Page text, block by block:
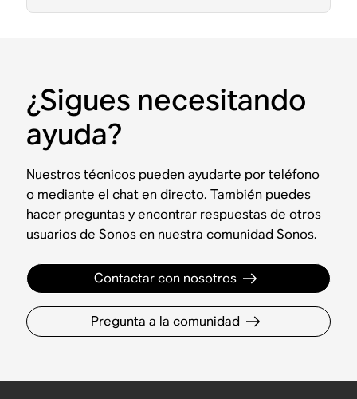
¿Sigues necesitando
ayuda?
Nuestros técnicos pueden ayudarte por teléfono
o mediante el chat en directo. También puedes
hacer preguntas y encontrar respuestas de otros
usuarios de Sonos en nuestra comunidad Sonos.
Contactar con nosotros
Pregunta a la comunidad